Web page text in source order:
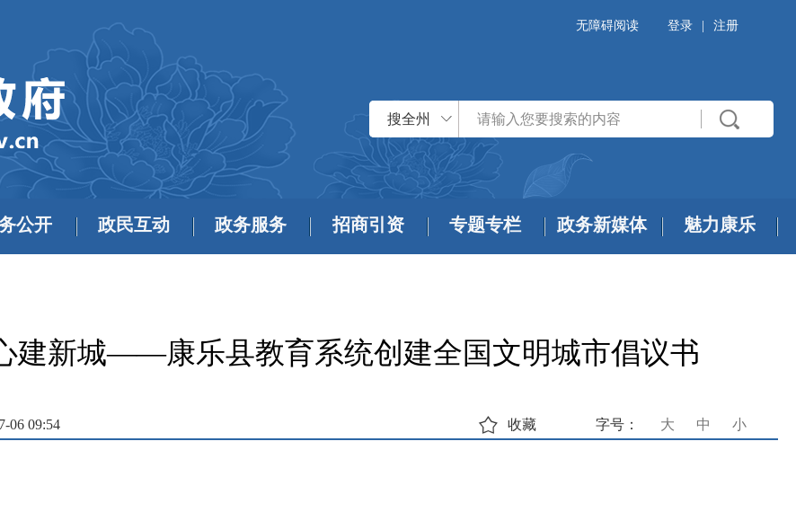
无障碍阅读 登录 注册
搜全州
公开 政民互动 政务服务 招商引资 专题专栏 政务新媒体 魅力康乐
建新城——康乐县教育系统创建全国文明城市倡议书
06 09:54 字号： 大 中 小
收藏